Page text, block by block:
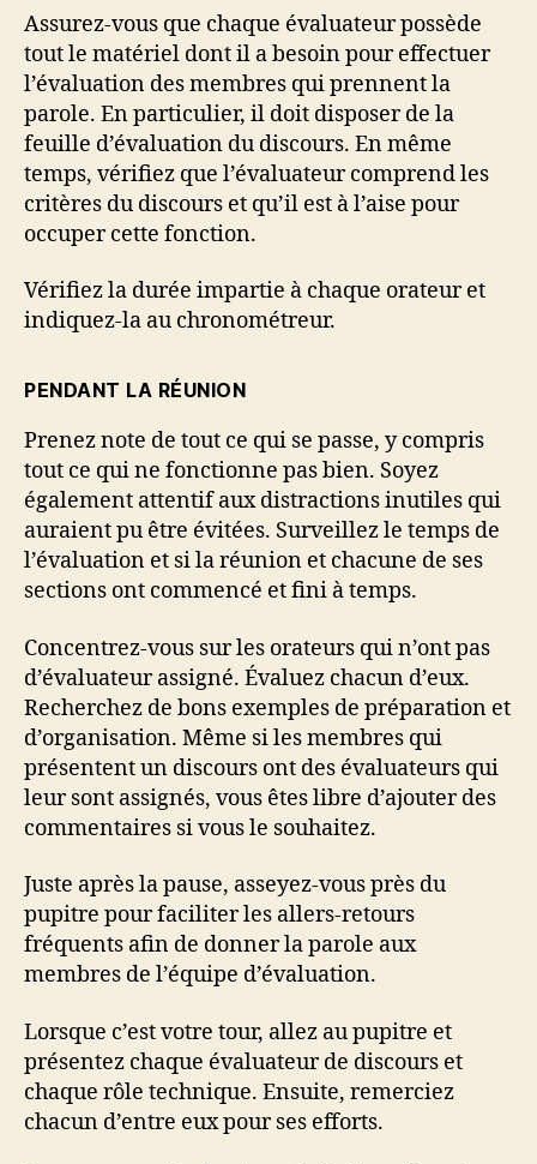
Assurez-vous que chaque évaluateur possède
tout le matériel dont il a besoin pour effectuer
l’évaluation des membres qui prennent la
parole. En particulier, il doit disposer de la
feuille d’évaluation du discours. En même
temps, vérifiez que l’évaluateur comprend les
critères du discours et qu’il est à l’aise pour
occuper cette fonction.
Vérifiez la durée impartie à chaque orateur et
indiquez-la au chronométreur.
PENDANT LA RÉUNION
Prenez note de tout ce qui se passe, y compris
tout ce qui ne fonctionne pas bien. Soyez
également attentif aux distractions inutiles qui
auraient pu être évitées. Surveillez le temps de
l’évaluation et si la réunion et chacune de ses
sections ont commencé et fini à temps.
Concentrez-vous sur les orateurs qui n’ont pas
d’évaluateur assigné. Évaluez chacun d’eux.
Recherchez de bons exemples de préparation et
d’organisation. Même si les membres qui
présentent un discours ont des évaluateurs qui
leur sont assignés, vous êtes libre d’ajouter des
commentaires si vous le souhaitez.
Juste après la pause, asseyez-vous près du
pupitre pour faciliter les allers-retours
fréquents afin de donner la parole aux
membres de l’équipe d’évaluation.
Lorsque c’est votre tour, allez au pupitre et
présentez chaque évaluateur de discours et
chaque rôle technique. Ensuite, remerciez
chacun d’entre eux pour ses efforts.